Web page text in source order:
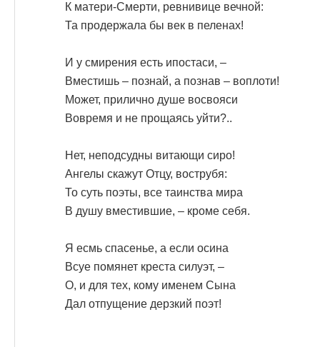
К матери-Смерти, ревнивице вечной:
Та продержала бы век в пеленах!
И у смирения есть ипостаси, –
Вместишь – познай, а познав – воплоти!
Может, прилично душе восвояси
Вовремя и не прощаясь уйти?..
Нет, неподсудны витающи сиро!
Ангелы скажут Отцу, вострубя:
То суть поэты, все таинства мира
В душу вместившие, – кроме себя.
Я есмь спасенье, а если осина
Всуе помянет креста силуэт, –
О, и для тех, кому именем Сына
Дал отпущение дерзкий поэт!